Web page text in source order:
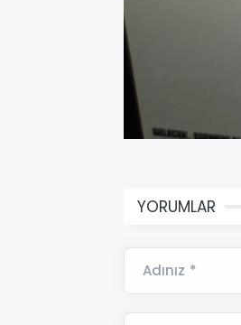
YORUMLAR
Adınız *